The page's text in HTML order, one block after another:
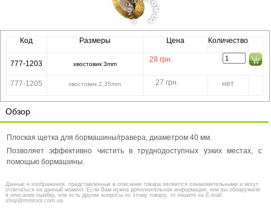
Код Размеры Цена Количество
777-1203 хвостовик 3mm
28 грн.
777-1205 хвостовик 2,35mm 27 грн. нет
Обзор
Плоская щетка для бормашины/гравера, диаметром 40 мм.
Позволяет эффективно чистить в труднодоступных узких местах, с
помощью бормашины.
Данные и изображения, представленные в описании товара являются ознакомительными и могут
отличаться на данный момент. Если Вам нужна дополнительная информация, или вы обнаружили
в описании ошибку, или есть другие вопросы по этому товару, то пишите на E-mail:
shop@minitool.com.ua